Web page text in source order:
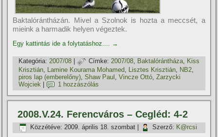
Baktalórántházán. Mivel a Szolnok is hozta a meccsét, a
mieink a harmadik helyen végeztek.
Egy kattintás ide a folytatáshoz.... →
Kategória: 2007/08 | Címke: 2007/08, Baktalórántháza, Kiss
Krisztián, Lamine Kourama Mohamed, Lisztes Krisztián, NB2,
piros lap (emberelőny),Shaw Paul ,Vincze Ottó,Zarzycki
Wojciek
1 hozzászólás
2008.V.24. Ferencváros – Cegléd: 4-2
Közzétéve: 2009. április 18. szombat Szerző: K@rcsi